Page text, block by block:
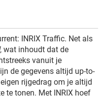
INRIX Traffic. Net als
, wat inhoudt dat de
vanuit je
de gegevens altijd up-to-
rijgedrag om je altijd
te tonen. Met INRIX hoef